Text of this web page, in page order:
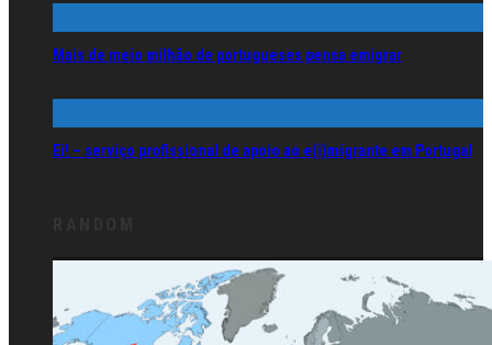
Mais de meio milhão de portugueses pensa emigrar
Ei! – serviço profissional de apoio ao e(i)migrante em Portugal